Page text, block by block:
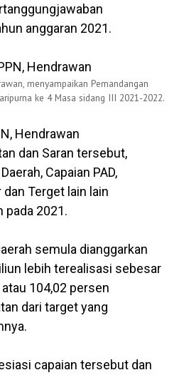
anggaran 2021.
menyampaikan Pemandangan
ke 4 Masa sidang III 2021-2022.
Hendrawan
dan Saran tersebut,
Capaian PAD,
Terget lain lain
pada 2021.
semula dianggarkan
lebih terealisasi sebesar
104,02 persen
dari target yang
capaian tersebut dan